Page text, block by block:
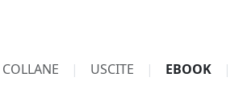
COLLANE USCITE EBOOK